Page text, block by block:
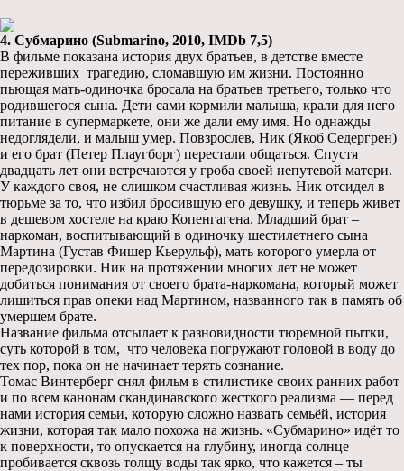
4. Субмарино (Submarino, 2010, IMDb 7,5)
В фильме показана история двух братьев, в детстве вместе
переживших трагедию, сломавшую им жизни. Постоянно
пьющая мать-одиночка бросала на братьев третьего, только что
родившегося сына. Дети сами кормили малыша, крали для него
питание в супермаркете, они же дали ему имя. Но однажды
недоглядели, и малыш умер. Повзрослев, Ник (Якоб Седергрен)
и его брат (Петер Плаугборг) перестали общаться. Спустя
двадцать лет они встречаются у гроба своей непутевой матери.
У каждого своя, не слишком счастливая жизнь. Ник отсидел в
тюрьме за то, что избил бросившую его девушку, и теперь живет
в дешевом хостеле на краю Копенгагена. Младший брат –
наркоман, воспитывающий в одиночку шестилетнего сына
Мартина (Густав Фишер Кьерульф), мать которого умерла от
передозировки. Ник на протяжении многих лет не может
добиться понимания от своего брата-наркомана, который может
лишиться прав опеки над Мартином, названного так в память об
умершем брате.
Название фильма отсылает к разновидности тюремной пытки,
суть которой в том, что человека погружают головой в воду до
тех пор, пока он не начинает терять сознание.
Томас Винтерберг снял фильм в стилистике своих ранних работ
и по всем канонам скандинавского жесткого реализма — перед
нами история семьи, которую сложно назвать семьёй, история
жизни, которая так мало похожа на жизнь. «Субмарино» идёт то
к поверхности, то опускается на глубину, иногда солнце
пробивается сквозь толщу воды так ярко, что кажется – ты